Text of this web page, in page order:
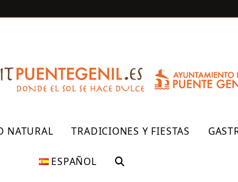
NATURAL TRADICIONES Y FIESTAS
ESPAÑOL